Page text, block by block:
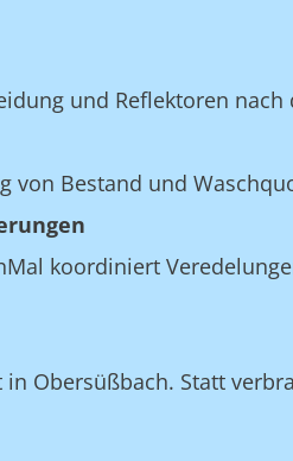
und Reflektoren
von Bestand und
koordiniert
Obersüßbach. Statt